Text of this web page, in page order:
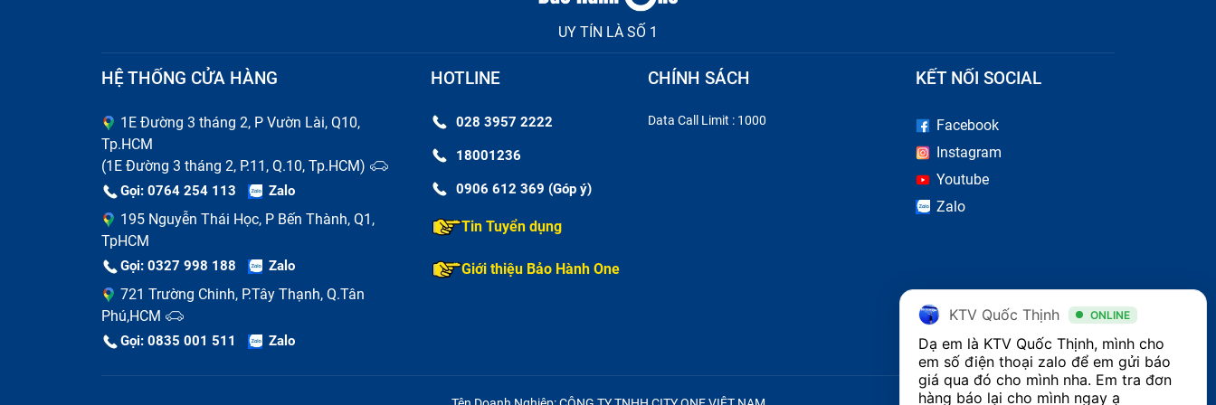
từ tính đã cố định chặt bộ sạc Magsafe vào lưng iPhone rồi. Ngoài ra, bộ sạc Magsafe còn hỗ trợ sạc nhanh
lên đến 15W, không hề thua kém bất cứ một bộ sạc truyền thống nào.UY TÍN LÀ SỐ 1
HỆ THỐNG CỬA HÀNG
1E Đường 3 tháng 2, P Vườn Lài, Q10,
Tp.HCM
(1E Đường 3 tháng 2, P.11, Q.10, Tp.HCM)
Gọi: 0764 254 113 Zalo
195 Nguyễn Thái Học, P Bến Thành, Q1,
TpHCM
Gọi: 0327 998 188 Zalo
721 Trường Chinh, P.Tây Thạnh, Q.Tân
Phú,HCM
Gọi: 0835 001 511 Zalo
HOTLINE
028 3957 2222
18001236
0906 612 369 (Góp ý)
Tin Tuyển dụng
Giới thiệu Bảo Hành One
CHÍNH SÁCH
Data Call Limit : 1000
KẾT NỐI SOCIAL
Facebook
Instagram
Youtube
Zalo
KTV Quốc Thịnh ONLINE
Dạ em là KTV Quốc Thịnh, mình cho
em số điện thoại zalo để em gửi báo
giá qua đó cho mình nha. Em tra đơn
hàng báo lại cho mình ngay ạ